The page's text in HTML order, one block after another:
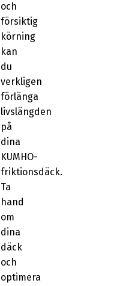
och
försiktig
körning
kan
du
verkligen
förlänga
livslängden
på
dina
KUMHO-
friktionsdäck.
Ta
hand
om
dina
däck
och
optimera